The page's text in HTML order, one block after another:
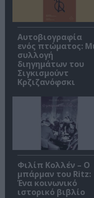
Αυτοβιογραφία
ενός πτώματος:
συλλογή
διηγημάτων του
Σιγκισμούντ
Κρζιζανόφσκι
Φιλίπ Κολλέν – Ο
μπάρμαν του Ritz:
Ένα κοινωνικό
ιστορικό βιβλίο